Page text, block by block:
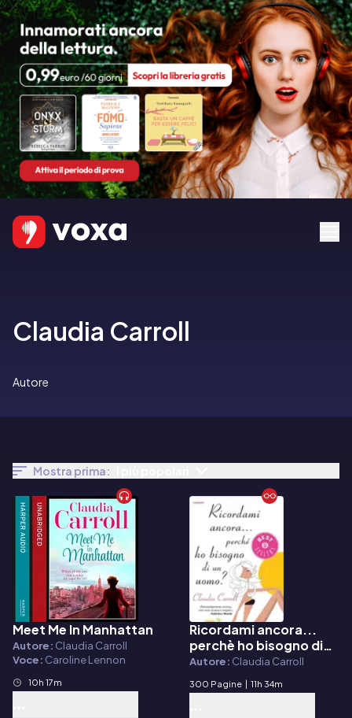
Claudia Carroll
Autore
Mostra prima:
Audiolibro
Meet Me In Manhattan
Autore: Claudia Carroll
Voce: Caroline Lennon
10h 17m
E-book
Ricordami ancora...
perchè ho bisogno di
un uomo?
Autore: Claudia Carroll
300 Pagine | 11h 34m